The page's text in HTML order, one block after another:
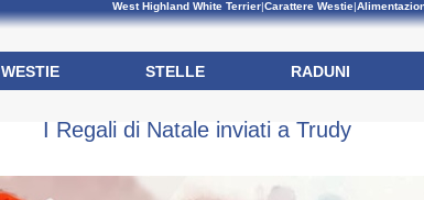
West Highland White Terrier|Carattere Westie|
WESTIE STELLE RADUNI
I Regali di Natale inviati a Trudy